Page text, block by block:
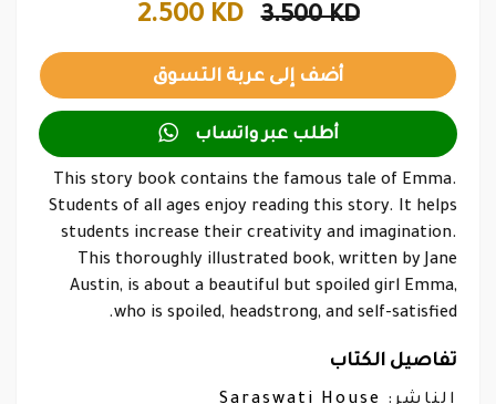
2.500 KD 3.500 KD
 أطلب عبر واتساب
This story book contains the famous tale of Emma.
Students of all ages enjoy reading this story. It helps
students increase their creativity and imagination.
This thoroughly illustrated book, written by Jane
Austin, is about a beautiful but spoiled girl Emma,
who is spoiled, headstrong, and self-satisfied.
تفاصيل الكتاب